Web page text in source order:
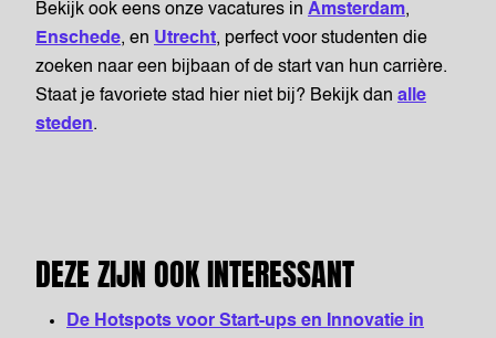
Bekijk ook eens onze vacatures in Amsterdam,
Enschede, en Utrecht, perfect voor studenten die
zoeken naar een bijbaan of de start van hun carrière.
Staat je favoriete stad hier niet bij? Bekijk dan alle
steden.
DEZE ZIJN OOK INTERESSANT
De Hotspots voor Start-ups en Innovatie in